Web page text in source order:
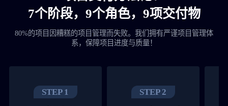
7个阶段，9个角色，9项交付物
80%的项目因糟糕的项目管理而失败。我们拥有严谨项目管理体
系，保障项目进度与质量！
STEP 1 STEP 2